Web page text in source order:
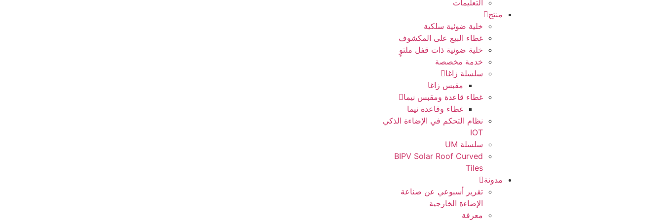
التعليمات
منتج
خلية ضوئية سلكية
غطاء البيع على المكشوف
خلية ضوئية ذات قفل ملتوٍ
خدمة مخصصة
سلسلة زاغا
مقبس زاغا
غطاء قاعدة ومقبس نيما
غطاء وقاعدة نيما
نظام التحكم في الإضاءة الذكي
IOT
سلسلة UM
BIPV Solar Roof Curved
Tiles
مدونة
تقرير أسبوعي عن صناعة
الإضاءة الخارجية
معرفة